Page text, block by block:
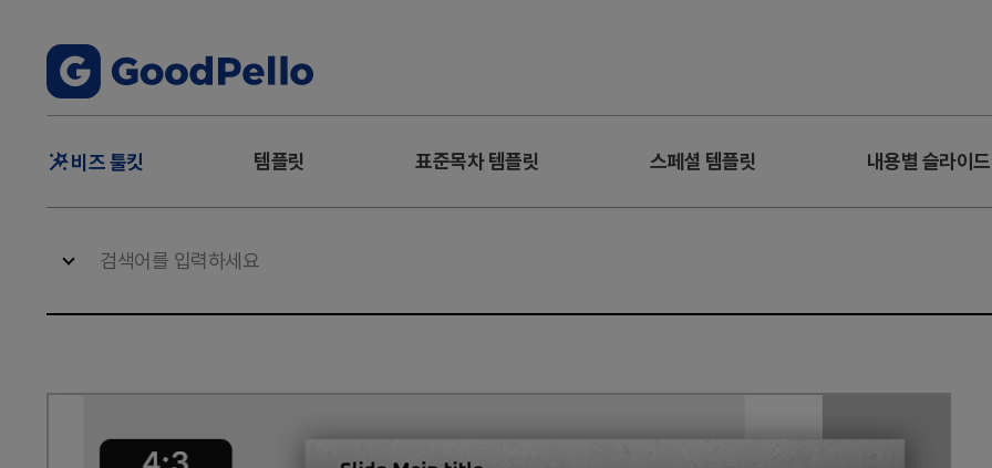
주
뉴
비즈 툴킷 템플릿 표준목차 템플릿 스페셜 템플릿 내용별 슬라이드